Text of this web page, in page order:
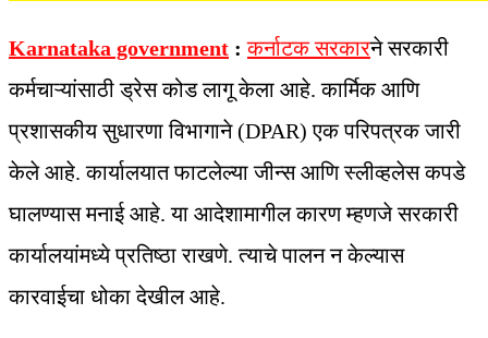
Karnataka government : कर्नाटक सरकारने सरकारी
कर्मचाऱ्यांसाठी ड्रेस कोड लागू केला आहे. कार्मिक आणि
प्रशासकीय सुधारणा विभागाने (DPAR) एक परिपत्रक जारी
केले आहे. कार्यालयात फाटलेल्या जीन्स आणि स्लीव्हलेस कपडे
घालण्यास मनाई आहे. या आदेशामागील कारण म्हणजे सरकारी
कार्यालयांमध्ये प्रतिष्ठा राखणे. त्याचे पालन न केल्यास
कारवाईचा धोका देखील आहे.